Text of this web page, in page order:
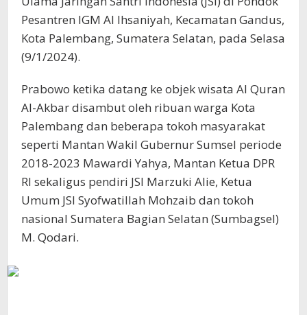
Pesantren IGM Al Ihsaniyah, Kecamatan Gandus,
Kota Palembang, Sumatera Selatan, pada Selasa
(9/1/2024).
Prabowo ketika datang ke objek wisata Al Quran
Al-Akbar disambut oleh ribuan warga Kota
Palembang dan beberapa tokoh masyarakat
seperti Mantan Wakil Gubernur Sumsel periode
2018-2023 Mawardi Yahya, Mantan Ketua DPR
RI sekaligus pendiri JSI Marzuki Alie, Ketua
Umum JSI Syofwatillah Mohzaib dan tokoh
nasional Sumatera Bagian Selatan (Sumbagsel)
M. Qodari.